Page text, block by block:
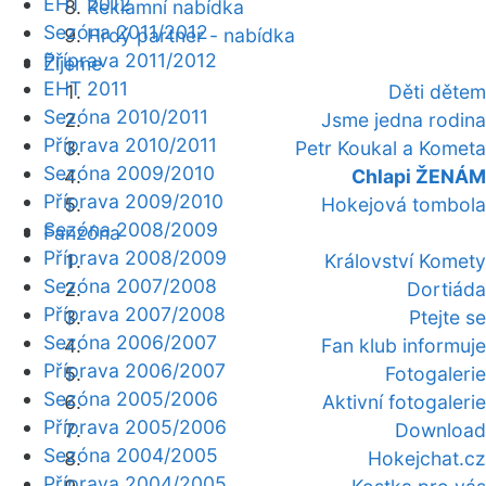
Reklamní nabídka
Hrdý partner - nabídka
Žijeme
Děti dětem
Jsme jedna rodina
Petr Koukal a Kometa
Chlapi ŽENÁM
Hokejová tombola
Fanzóna
Království Komety
Dortiáda
Ptejte se
Fan klub informuje
Fotogalerie
Aktivní fotogalerie
Download
Hokejchat.cz
Sezóna 2011/2012
Příprava 2011/2012
EHT 2011
Sezóna 2010/2011
Příprava 2010/2011
Sezóna 2009/2010
Příprava 2009/2010
Sezóna 2008/2009
Příprava 2008/2009
Sezóna 2007/2008
Příprava 2007/2008
Sezóna 2006/2007
Příprava 2006/2007
Sezóna 2005/2006
Příprava 2005/2006
Sezóna 2004/2005